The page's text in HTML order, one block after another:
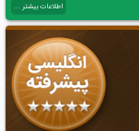
اطلاعات بیشتر ...